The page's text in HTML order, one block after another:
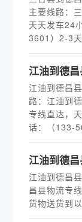
主要线路：
天天发车24
3601）2-3
江油到德
江油到德昌
路：江油到
专线直达，
话：（133-
江油到德
江油到德昌
昌县物流专
货物送货到